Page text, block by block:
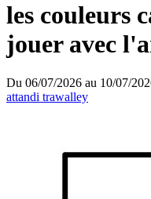
les couleurs
jouer avec
Du 06/07/2026 au 10/07/
attandi trawalley